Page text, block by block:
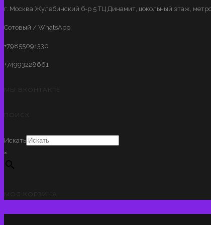
г. Москва Жулебинский б-р 5 ТЦ Динамит, цокольный этаж,
Сотовый / WhatsApp
+79855091330
+74993228661
МЫ ВКОНТАКТЕ
ПОИСК
Искать
×
МОЯ КОРЗИНА